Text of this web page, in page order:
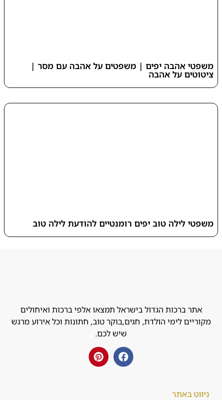
משפטי אהבה יפים | משפטים על אהבה עם מסר |
ציטוטים על אהבה
משפטי לילה טוב יפים רומנטיים להודעת לילה טוב
אתר ברכות הגדול בישראל תמצאו אלפי ברכות ואיחולים
מקוריים לימי הולדת, חגים,בוקר טוב, חתונות וכל אירוע מרגש
שיש לכם.
ניווט באתר